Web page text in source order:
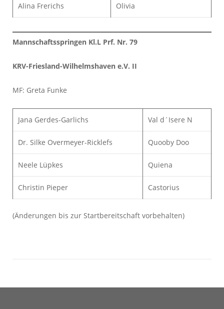
Alina Frerichs Olivia
Mannschaftsspringen Kl.L Prf. Nr. 79
KRV-Friesland-Wilhelmshaven e.V. II
MF: Greta Funke
Jana Gerdes-Garlichs Val d´Isere N
Dr. Silke Overmeyer-Ricklefs Quooby Doo
Neele Lüpkes Quiena
Christin Pieper Castorius
(Änderungen bis zur Startbereitschaft vorbehalten)